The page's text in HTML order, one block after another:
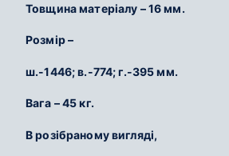
Товщина матеріалу – 16 мм.
Розмір –
ш.-1446; в.-774; г.-395 мм.
Вага – 45 кг.
В розібраному вигляді,